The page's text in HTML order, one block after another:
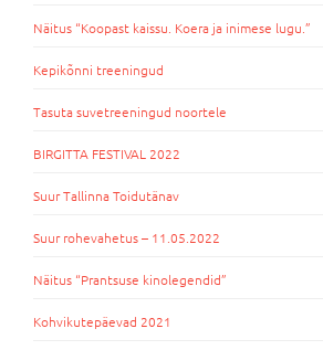
Näitus “Koopast kaissu. Koera ja inimese lugu.”
Kepikõnni treeningud
Tasuta suvetreeningud noortele
BIRGITTA FESTIVAL 2022
Suur Tallinna Toidutänav
Suur rohevahetus – 11.05.2022
Näitus “Prantsuse kinolegendid”
Kohvikutepäevad 2021